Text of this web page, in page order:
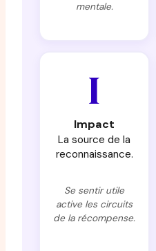
mentale.
I
Impact
La source de la
reconnaissance.
Se sentir utile
active les circuits
de la récompense.